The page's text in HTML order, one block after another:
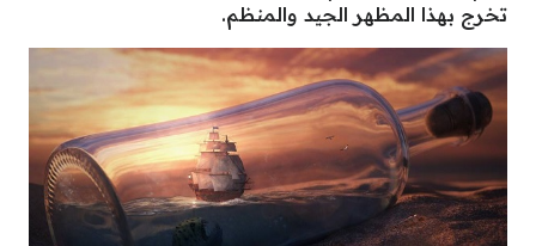
تخرج بهذا المظهر الجيد والمنظم.